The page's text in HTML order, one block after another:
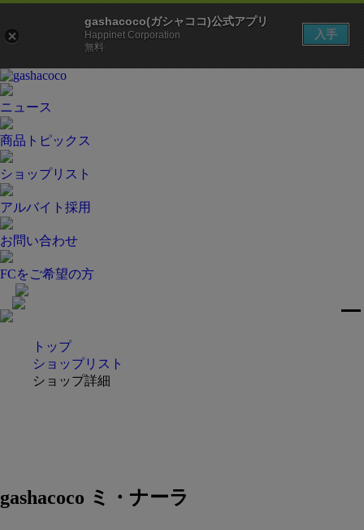
gashacoco(ガシャココ)公式アプリ
Happinet Corporation
無料
入手
ニュース
商品トピックス
ショップリスト
アルバイト採用
お問い合わせ
FCをご希望の方
トップ
ショップリスト
ショップ詳細
gashacoco ミ・ナーラ